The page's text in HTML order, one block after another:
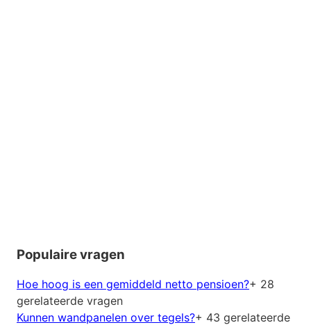
Populaire vragen
Hoe hoog is een gemiddeld netto pensioen?+ 28
gerelateerde vragen
Kunnen wandpanelen over tegels?+ 43 gerelateerde